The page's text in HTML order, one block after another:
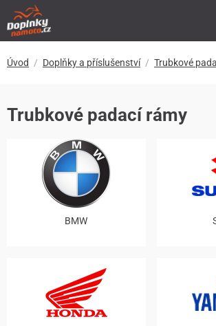
Úvod Doplňky a příslušenství Trubkové
Trubkové padací rámy
BMW